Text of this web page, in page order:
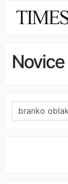
Novice